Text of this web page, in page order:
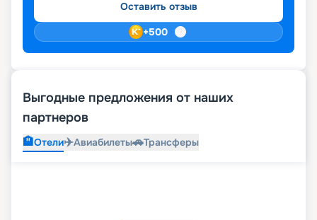
Оставить отзыв
+500
Выгодные предложения от наших
партнеров
🏨Отели✈️Авиабилеты🚗Трансферы